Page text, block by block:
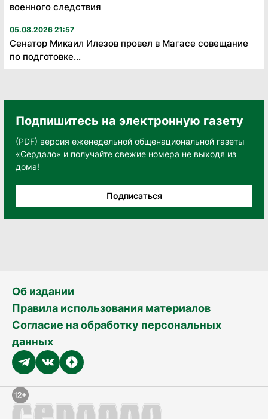
военного следствия
05.08.2026 21:57
Сенатор Микаил Илезов провел в Магасе совещание
по подготовке...
Подпишитесь на электронную газету
(PDF) версия еженедельной общенациональной газеты
«Сердало» и получайте свежие номера не выходя из
дома!
Подписаться
Об издании
Правила использования материалов
Согласие на обработку персональных
данных